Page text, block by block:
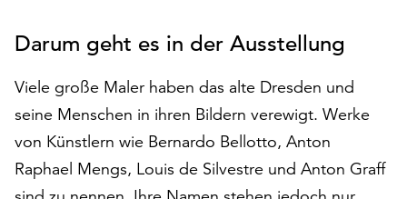
„Alle
akzeptieren“,
um
Cookies
zu
akzeptieren.
Sie
Darum geht es in der Ausstellung
Viele große Maler haben das alte Dresden und
seine Menschen in ihren Bildern verewigt. Werke
von Künstlern wie Bernardo Bellotto, Anton
Raphael Mengs, Louis de Silvestre und Anton Graff